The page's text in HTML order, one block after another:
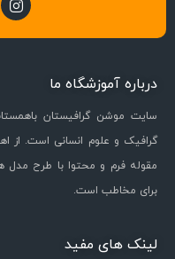
درباره آموزشگاه ما
سایت موشن گرافیستان
گرافیک و علوم انسانی است. از
مقوله فرم و محتوا با طرح مدل
برای مخاطب است.
لینک های مفید